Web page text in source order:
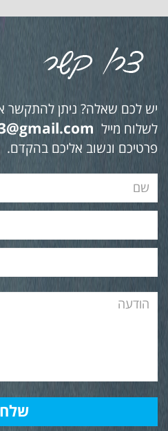
יש לכם שאלה? ניתן להתקשר
לשלוח מייל
פרטיכם ונשוב אליכם בהקדם.